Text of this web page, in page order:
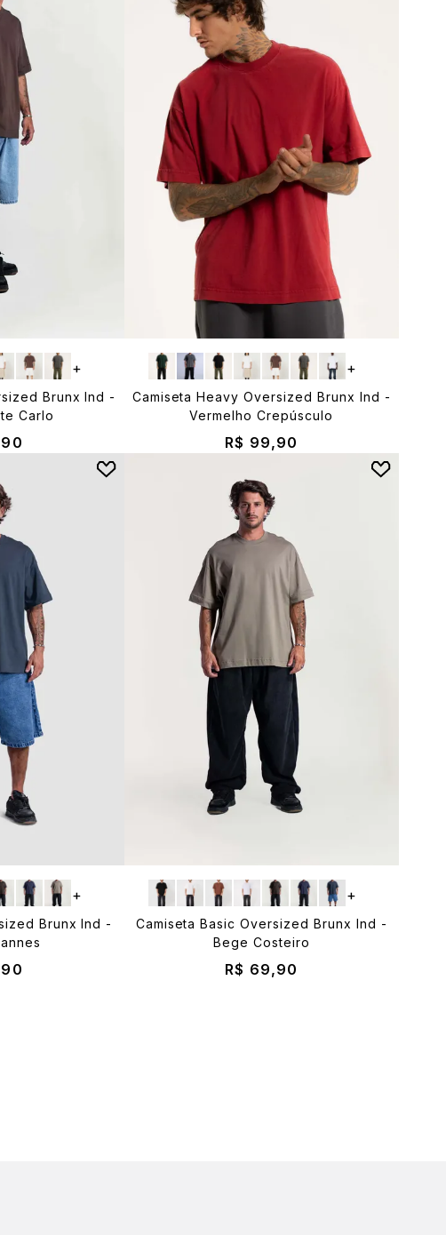
Brunx Ind -
Carlo
+
Camiseta Heavy Oversized Brunx Ind -
Vermelho Crepúsculo
R$ 99,90
+
Brunx Ind -
+
Camiseta Basic Oversized Brunx Ind -
Bege Costeiro
R$ 69,90
+